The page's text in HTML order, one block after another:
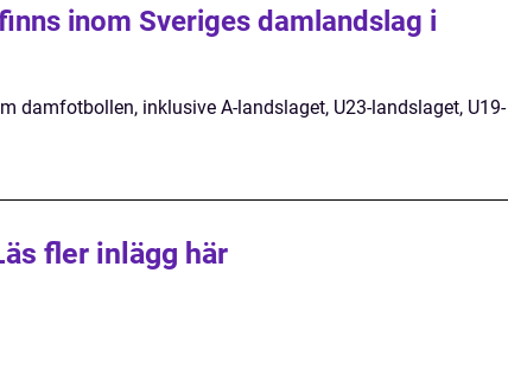
inom Sveriges damlandslag i
damfotbollen, inklusive A-landslaget, U23-landslaget, U19-
fler inlägg här